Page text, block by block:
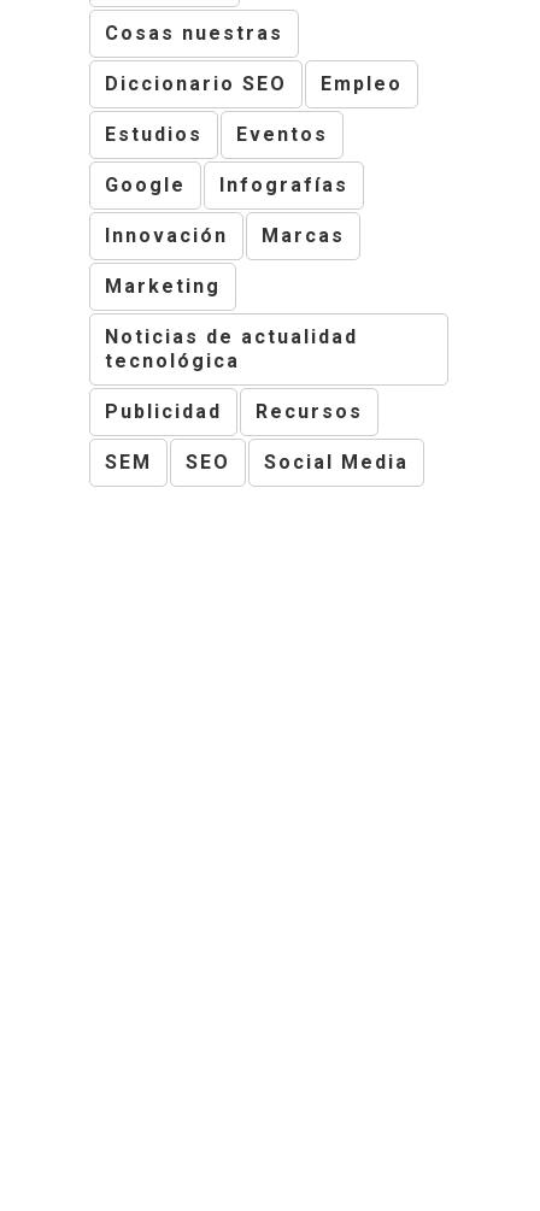
Cosas nuestras
Diccionario SEO Empleo
Estudios Eventos
Google Infografías
Innovación Marcas
Marketing
Noticias de actualidad
tecnológica
Publicidad Recursos
SEM SEO Social Media